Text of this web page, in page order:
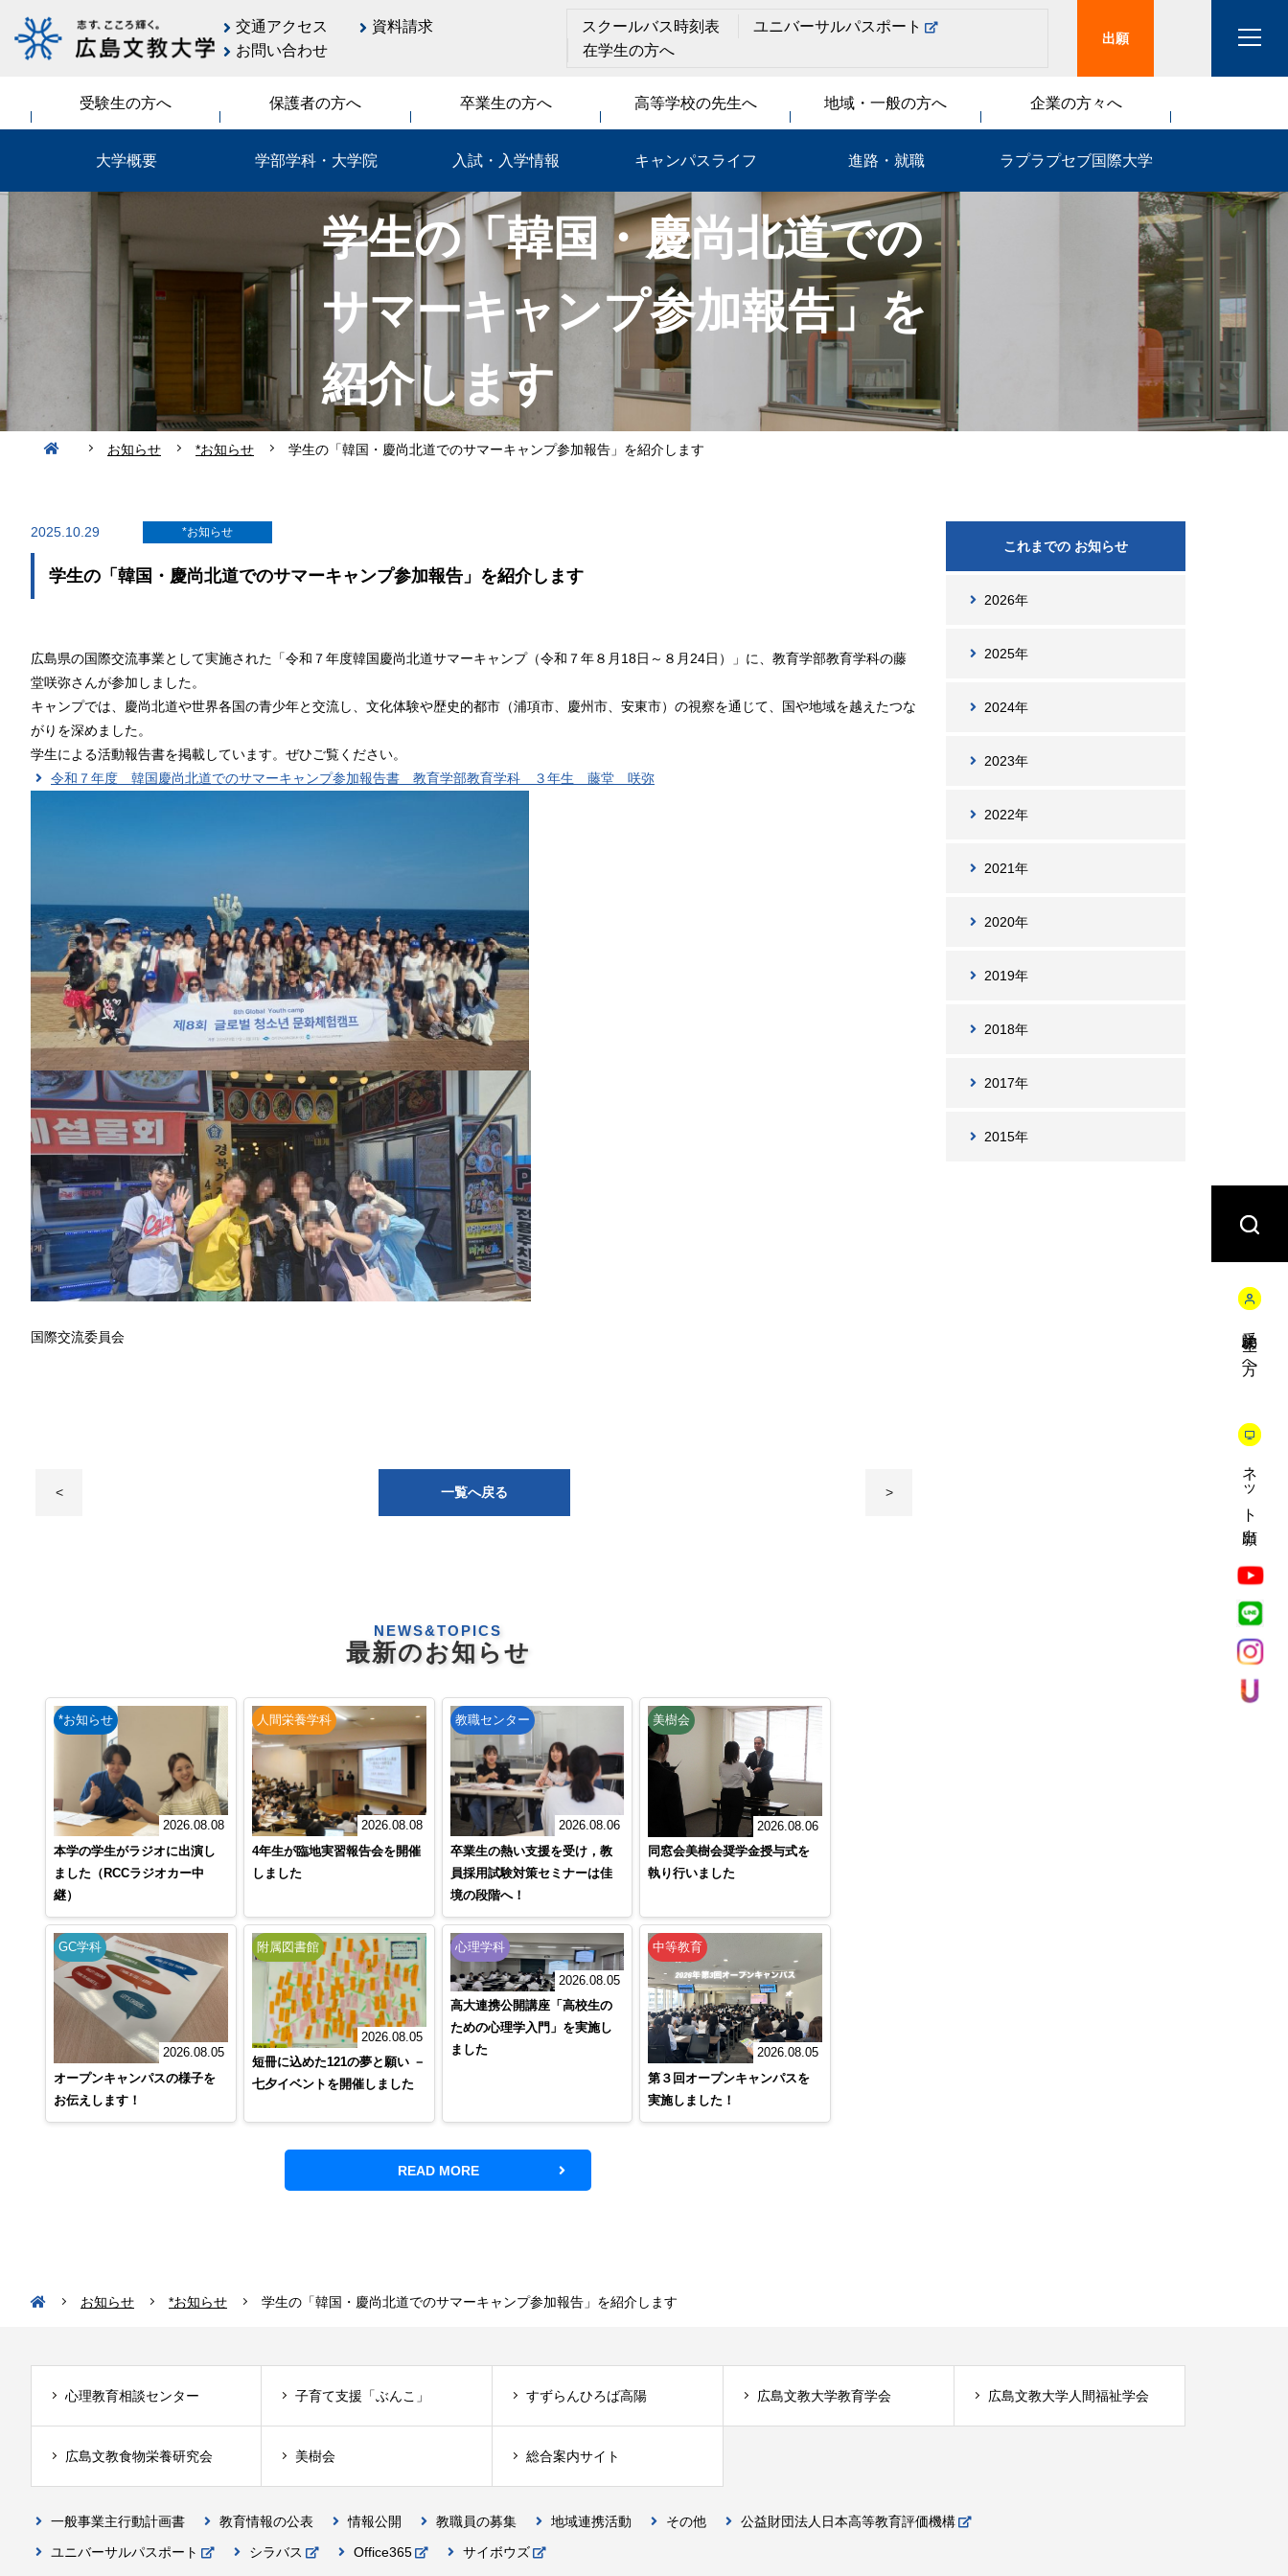
交通アクセス
資料請求
お問い合わせ
スクールバス時刻表
ユニバーサルパスポート
在学生の方へ
受験生の方へ 保護者の方へ 卒業生の方へ 高等学校の先生へ 地域・一般の方へ 企業の方々へ
大学概要 学部学科・大学院 入試・入学情報 キャンパスライフ 進路・就職 ラプラプセブ国際大学
学生の「韓国・慶尚北道での
サマーキャンプ参加報告」を
紹介します
お知らせ *お知らせ 学生の「韓国・慶尚北道でのサマーキャンプ参加報告」を紹介します
2025.10.29 *お知らせ
学生の「韓国・慶尚北道でのサマーキャンプ参加報告」を紹介します
広島県の国際交流事業として実施された「令和７年度韓国慶尚北道サマーキャンプ（令和７年８月18日～８月24日）」に、教育学部教育学科の藤
堂咲弥さんが参加しました。
キャンプでは、慶尚北道や世界各国の青少年と交流し、文化体験や歴史的都市（浦項市、慶州市、安東市）の視察を通じて、国や地域を越えたつな
がりを深めました。
学生による活動報告書を掲載しています。ぜひご覧ください。
令和７年度 韓国慶尚北道でのサマーキャンプ参加報告書 教育学部教育学科 ３年生 藤堂 咲弥
国際交流委員会
< 一覧へ戻る >
最新のお知らせ
NEWS&TOPICS
*お知らせ
2026.08.08
本学の学生がラジオに出演し
ました（RCCラジオカー中
継）
人間栄養学科
2026.08.08
4年生が臨地実習報告会を開催
しました
教職センター
2026.08.06
卒業生の熱い支援を受け，教
員採用試験対策セミナーは佳
境の段階へ！
美樹会
2026.08.06
同窓会美樹会奨学金授与式を
執り行いました
GC学科
2026.08.05
オープンキャンパスの様子を
お伝えします！
附属図書館
2026.08.05
短冊に込めた121の夢と願い －
七夕イベントを開催しました
心理学科
2026.08.05
高大連携公開講座「高校生の
ための心理学入門」を実施し
ました
中等教育
2026.08.05
第３回オープンキャンパスを
実施しました！
READ MORE
これまでの お知らせ
2026年
2025年
2024年
2023年
2022年
2021年
2020年
2019年
2018年
2017年
2015年
出願
受験生の方へ
ネット出願
お知らせ *お知らせ 学生の「韓国・慶尚北道でのサマーキャンプ参加報告」を紹介します
心理教育相談センター 子育て支援「ぶんこ」 すずらんひろば高陽 広島文教大学教育学会 広島文教大学人間福祉学会
広島文教食物栄養研究会 美樹会 総合案内サイト
一般事業主行動計画書 教育情報の公表 情報公開 教職員の募集 地域連携活動 その他
公益財団法人日本高等教育評価機構
ユニバーサルパスポート
シラバス Office365 サイボウズ